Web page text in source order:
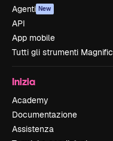
Agenti New
API
App mobile
Tutti gli strumenti Magnific
Inizia
Academy
Documentazione
Assistenza